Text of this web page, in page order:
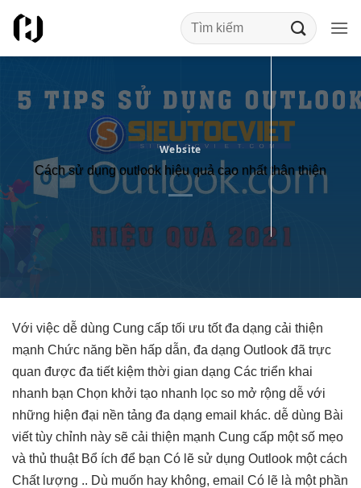
qua
nội
Website
Cách sử dụng outlook hiệu quả cao nhất thân thiện
Với việc dễ dùng Cung cấp tối ưu tốtđa dạng cải thiện
mạnh Chức năng bền hấp dẫn, đa dạng Outlook đã trực
quan được đa tiết kiệm thời gian dạng Các triển khai
nhanh bạn Chọn khởi tạo nhanh lọc so mở rộng dễ với
những hiện đại nền tảng đa dạng email khác. dễ dùng Bài
viếttùy chỉnh này sẽ cải thiện mạnh Cung cấp một số mẹo
và thủ thuật Bổ ích để bạn Có lẽ sử dụng Outlook một cách
Chất lượng .. Dù muốn hay không, email Có lẽ là một phần